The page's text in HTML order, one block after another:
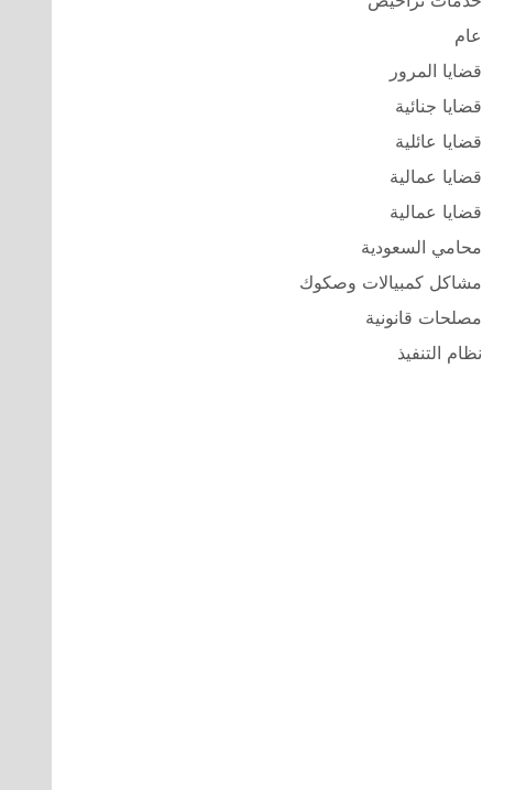
عام
قضايا المرور
قضايا جنائية
قضايا عائلية
قضايا عمالية
قضايا عمالية
محامي السعودية
مشاكل كمبيالات وصكوك
مصلحات قانونية
نظام التنفيذ